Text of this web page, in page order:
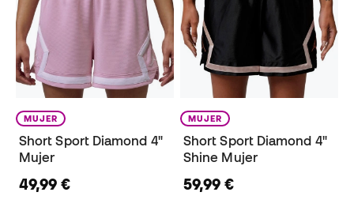
MUJER
Short Sport Diamond 4"
Mujer
49,99 €
MUJER
Short Sport Diamond 4"
Shine Mujer
59,99 €